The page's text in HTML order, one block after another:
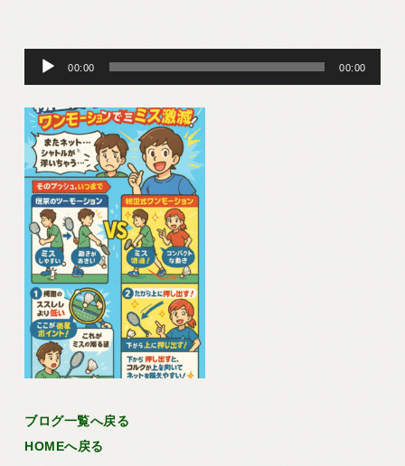
プ
レ
ー
ヤ
ー
00:00 00:00
ブログ一覧へ戻る
HOMEへ戻る